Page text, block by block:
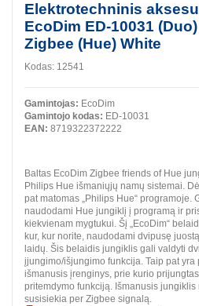
Elektrotechninis
EcoDim ED-10031
Zigbee (Hue) White
Kodas: 12541
Gamintojas: EcoDim
Gamintojo kodas: ED-10031
EAN: 8719322372222
Baltas EcoDim Zigbee friends of Hue
Philips Hue išmaniųjų namų sistemai.
pat matomas „Philips Hue“ programoje.
naudodami Hue jungiklį į programą ir
kiekvienam mygtukui. Šį „EcoDim“
kur, kur norite, naudodami dvipusę
laidų. Šis belaidis jungiklis gali valdyti
įjungimo/išjungimo funkcija. Taip pat yra
išmanusis įrenginys, prie kurio
pritemdymo funkciją. Išmanusis
susisiekia per Zigbee signalą.